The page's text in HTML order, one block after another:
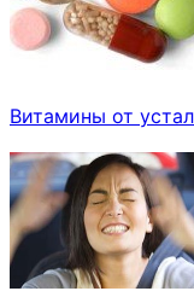
Витамины от